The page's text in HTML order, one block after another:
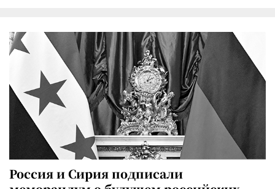
Россия и Сирия подписали